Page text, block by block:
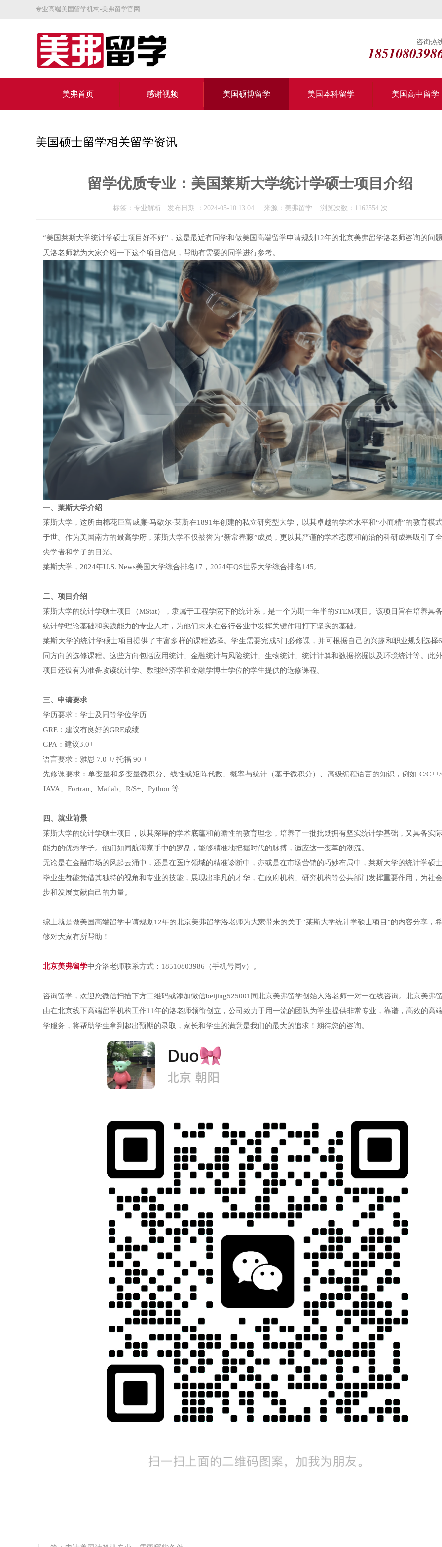
专业高端美国留学机构-美弗留学官网
咨询热
美弗首页 感谢视频 美国硕博留学 美国本科留学 美国高中留学
美国硕士留学相关留学资讯
留学优质专业：美国莱斯大学统计学硕士项目介绍
标签：专业解析 发布日期 ：2024-05-10 13:04 来源：美弗留学 浏览次数：1162554 次
​“美国莱斯大学统计学硕士项目好不好”，这是最近有同学和做美国高端留学申请规划12年的北京美弗留学洛老师咨询的问
天洛老师就为大家介绍一下这个项目信息，帮助有需要的同学进行参考。
一、莱斯大学介绍
莱斯大学，这所由棉花巨富威廉·马歇尔·莱斯在1891年创建的私立研究型大学，以其卓越的学术水平和“小而精”的教育模
于世。作为美国南方的最高学府，莱斯大学不仅被誉为“新常春藤”成员，更以其严谨的学术态度和前沿的科研成果吸引了
尖学者和学子的目光。
莱斯大学，2024年U.S. News美国大学综合排名17，2024年QS世界大学综合排名145。
二、项目介绍
莱斯大学的统计学硕士项目（MStat），隶属于工程学院下的统计系，是一个为期一年半的STEM项目。该项目旨在培养具
统计学理论基础和实践能力的专业人才，为他们未来在各行各业中发挥关键作用打下坚实的基础。
莱斯大学的统计学硕士项目提供了丰富多样的课程选择。学生需要完成5门必修课，并可根据自己的兴趣和职业规划选择
同方向的选修课程。这些方向包括应用统计、金融统计与风险统计、生物统计、统计计算和数据挖掘以及环境统计等。此
项目还设有为准备攻读统计学、数理经济学和金融学博士学位的学生提供的选修课程。
三、申请要求
学历要求：学士及同等学位学历
GRE：建议有良好的GRE成绩
GPA：建议3.0+
语言要求：雅思 7.0 +/ 托福 90 +
先修课要求：单变量和多变量微积分、线性或矩阵代数、概率与统计（基于微积分）、高级编程语言的知识，例如 C/C++/
JAVA、Fortran、Matlab、R/S+、Python 等
四、就业前景
莱斯大学的统计学硕士项目，以其深厚的学术底蕴和前瞻性的教育理念，培养了一批批既拥有坚实统计学基础，又具备实
能力的优秀学子。他们如同航海家手中的罗盘，能够精准地把握时代的脉搏，适应这一变革的潮流。
无论是在金融市场的风起云涌中，还是在医疗领域的精准诊断中，亦或是在市场营销的巧妙布局中，莱斯大学的统计学硕
毕业生都能凭借其独特的视角和专业的技能，展现出非凡的才华，在政府机构、研究机构等公共部门发挥重要作用，为社
步和发展贡献自己的力量。
综上就是做美国高端留学申请规划12年的北京美弗留学洛老师为大家带来的关于“莱斯大学统计学硕士项目”的内容分享，
够对大家有所帮助！
北京美弗留学中介洛老师联系方式：18510803986（手机号同v）。
咨询留学，欢迎您微信扫描下方二维码或添加微信beijing525001同北京美弗留学创始人洛老师一对一在线咨询。北京美弗
由在北京线下高端留学机构工作11年的洛老师领衔创立，公司致力于用一流的团队为学生提供非常专业，靠谱，高效的高
学服务，将帮助学生拿到超出预期的录取，家长和学生的满意是我们的最大的追求！期待您的咨询。